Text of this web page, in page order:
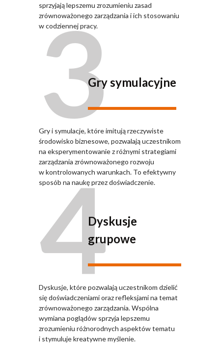
sprzyjają lepszemu zrozumieniu zasad
zrównoważonego zarządzania i ich stosowaniu
w codziennej pracy.
3Gry symulacyjne
Gry i symulacje, które imitują rzeczywiste
środowisko biznesowe, pozwalają uczestnikom
na eksperymentowanie z różnymi strategiami
zarządzania zrównoważonego rozwoju
w kontrolowanych warunkach. To efektywny
sposób na naukę przez doświadczenie.
4Dyskusje
grupowe
Dyskusje, które pozwalają uczestnikom dzielić
się doświadczeniami oraz refleksjami na temat
zrównoważonego zarządzania. Wspólna
wymiana poglądów sprzyja lepszemu
zrozumieniu różnorodnych aspektów tematu
i stymuluje kreatywne myślenie.